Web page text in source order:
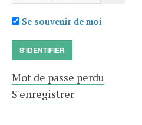
Se souvenir de moi
S'IDENTIFIER
Mot de passe perdu
S'enregistrer